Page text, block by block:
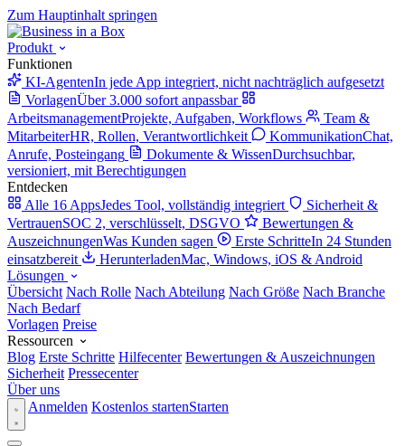
Zum Hauptinhalt springen
Produkt
Funktionen
KI-AgentenIn jede App integriert, nicht nachträglich aufgesetzt
VorlagenÜber 3.000 sofort anpassbar
ArbeitsmanagementProjekte, Aufgaben, Workflows
Team &
MitarbeiterHR, Rollen, Verantwortlichkeit KommunikationChat,
Anrufe, Posteingang
Dokumente & WissenDurchsuchbar,
versioniert, mit Berechtigungen
Entdecken
Alle 16 AppsJedes Tool, vollständig integriert
Sicherheit &
VertrauenSOC 2, verschlüsselt, DSGVO
Bewertungen &
AuszeichnungenWas Kunden sagen Erste SchritteIn 24 Stunden
einsatzbereit
HerunterladenMac, Windows, iOS & Android
Lösungen
Übersicht Nach Rolle Nach Abteilung Nach Größe Nach Branche
Nach Bedarf
Vorlagen Preise
Ressourcen
Blog Erste Schritte Hilfecenter Bewertungen & Auszeichnungen
Sicherheit Pressecenter
Über uns
Anmelden Kostenlos startenStarten